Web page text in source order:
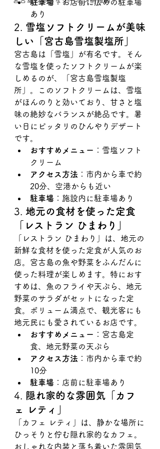
駐車場：お店前に広めの駐車場
あり
2. 雪塩ソフトクリームが美味
しい「宮古島雪塩製塩所」
宮古島は「雪塩」が有名です。そん
な雪塩を使ったソフトクリームが楽
しめるのが、「宮古島雪塩製塩
所」。このソフトクリームは、雪塩
がほんのりと効いており、甘さと塩
味の絶妙なバランスが絶品です。暑
い日にピッタリのひんやりデザート
です。
おすすめメニュー ：雪塩ソフト
クリーム
アクセス方法 ：市内から車で約
20分、空港からも近い
駐車場 ：施設内に駐車場あり
3. 地元の食材を使った定食
「レストラン ひまわり」
「レストラン ひまわり」は、地元の
新鮮な食材を使った定食が人気のお
店。宮古島の魚や野菜をふんだんに
使った料理が楽しめます。特におす
すめは、魚のフライや天ぷら、地元
野菜のサラダがセットになった定
食。ボリューム満点で、観光客にも
地元民にも愛されているお店です。
おすすめメニュー ：宮古島定
食、地元野菜の天ぷら
アクセス方法 ：市内から車で約
10分
駐車場 ：店前に駐車場あり
4. 隠れ家的な雰囲気「カフ
ェ レティ」
「カフェ レティ」は、静かな場所に
ひっそりと佇む隠れ家的なカフェ。
おしゃれな内装と落ち着いた雰囲気